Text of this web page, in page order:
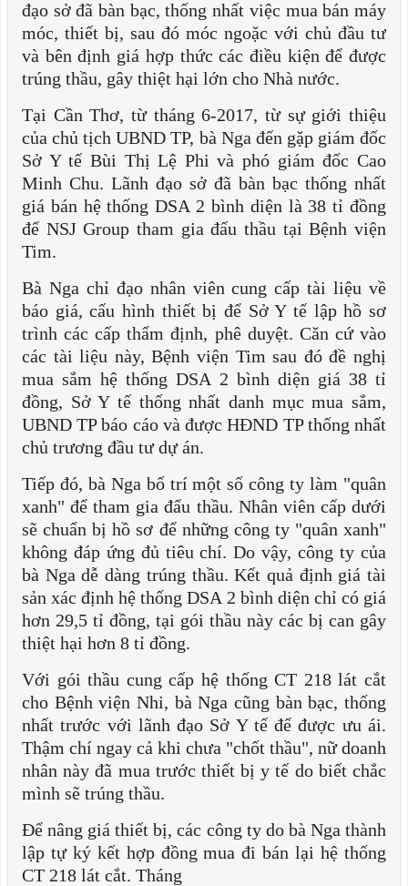
đạo sở đã bàn bạc, thống nhất việc mua bán máy
móc, thiết bị, sau đó móc ngoặc với chủ đầu tư
và bên định giá hợp thức các điều kiện để được
trúng thầu, gây thiệt hại lớn cho Nhà nước.
Tại Cần Thơ, từ tháng 6-2017, từ sự giới thiệu
của chủ tịch UBND TP, bà Nga đến gặp giám đốc
Sở Y tế Bùi Thị Lệ Phi và phó giám đốc Cao
Minh Chu. Lãnh đạo sở đã bàn bạc thống nhất
giá bán hệ thống DSA 2 bình diện là 38 tỉ đồng
để NSJ Group tham gia đấu thầu tại Bệnh viện
Tim.
Bà Nga chỉ đạo nhân viên cung cấp tài liệu về
báo giá, cấu hình thiết bị để Sở Y tế lập hồ sơ
trình các cấp thẩm định, phê duyệt. Căn cứ vào
các tài liệu này, Bệnh viện Tim sau đó đề nghị
mua sắm hệ thống DSA 2 bình diện giá 38 tỉ
đồng, Sở Y tế thống nhất danh mục mua sắm,
UBND TP báo cáo và được HĐND TP thống nhất
chủ trương đầu tư dự án.
Tiếp đó, bà Nga bố trí một số công ty làm "quân
xanh" để tham gia đấu thầu. Nhân viên cấp dưới
sẽ chuẩn bị hồ sơ để những công ty "quân xanh"
không đáp ứng đủ tiêu chí. Do vậy, công ty của
bà Nga dễ dàng trúng thầu. Kết quả định giá tài
sản xác định hệ thống DSA 2 bình diện chỉ có giá
hơn 29,5 tỉ đồng, tại gói thầu này các bị can gây
thiệt hại hơn 8 tỉ đồng.
Với gói thầu cung cấp hệ thống CT 218 lát cắt
cho Bệnh viện Nhi, bà Nga cũng bàn bạc, thống
nhất trước với lãnh đạo Sở Y tế để được ưu ái.
Thậm chí ngay cả khi chưa "chốt thầu", nữ doanh
nhân này đã mua trước thiết bị y tế do biết chắc
mình sẽ trúng thầu.
Để nâng giá thiết bị, các công ty do bà Nga thành
lập tự ký kết hợp đồng mua đi bán lại hệ thống
CT 218 lát cắt. Tháng